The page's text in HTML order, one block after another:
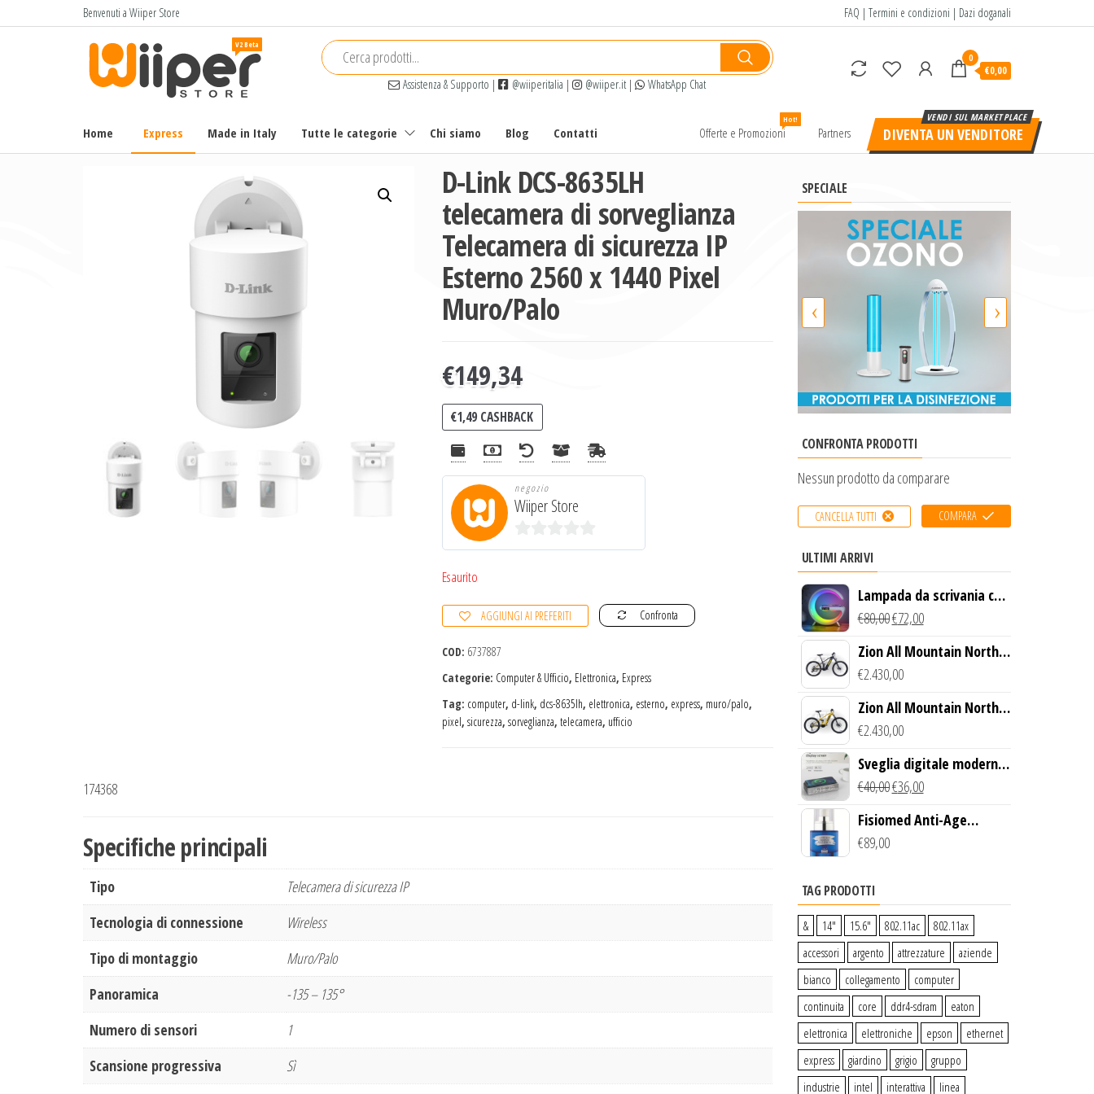
e
Benvenuti a Wiiper Store FAQ | Termini e condizioni | Dazi doganali
Wiiper
a basso
prezzo
Assistenza & Supporto | @wiiperitalia | @wiiper.it | WhatsApp Chat
0
€0,00
Home Express Made in Italy Tutte le categorie Chi siamo Blog Contatti Offerte e Promozioni
Hot!
Partners DIVENTA UN VENDITORE
D-Link DCS-8635LH
telecamera di sorveglianza
Telecamera di sicurezza IP
Esterno 2560 x 1440 Pixel
Muro/Palo
€149,34
€1,49 CASHBACK
negozio
Wiiper Store
0
5
Esaurito
AGGIUNGI AI PREFERITI Confronta
COD: 6737887
Categorie: Computer & Ufficio, Elettronica, Express
Tag: computer, d-link, dcs-8635lh, elettronica, esterno, express, muro/palo,
pixel, sicurezza, sorveglianza, telecamera, ufficio
174368
Specifiche principali
Tipo
Telecamera di sicurezza IP
Tecnologia di connessione
Wireless
Tipo di montaggio
Muro/Palo
Panoramica
-135 – 135°
Numero di sensori
1
Scansione progressiva
Sì
SPECIALE
‹ ›
CONFRONTA PRODOTTI
Nessun prodotto da comparare
CANCELLA TUTTI COMPARA
ULTIMI ARRIVI
Lampada da scrivania con
luce LED e ricarica
wireless
€80,00€72,00
Zion All Mountain North
Creek Bike (Nero)
€2.430,00
Zion All Mountain North
Creek Bike (Giallo)
€2.430,00
Sveglia digitale moderna
con Caricabatterie
Wireless Qi
€40,00€36,00
Fisiomed Anti-Age
Defense Face Serum
€89,00
TAG PRODOTTI
& 14″ 15.6″ 802.11ac
802.11ax
accessori
argento attrezzature
aziende
bianco
collegamento
computer
continuita
core ddr4-sdram
eaton
elettronica
elettroniche epson
ethernet
express
giardino grigio
gruppo
industrie
intel interattiva
linea